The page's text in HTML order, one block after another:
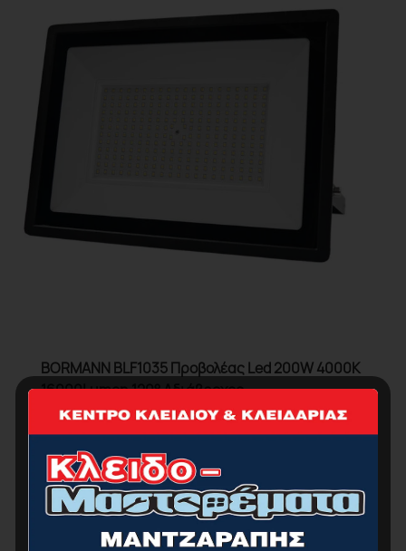
BORMANN BLF1035 Προβολέας Led 200W 4000K
16000Lumen 120° Αδιάβροχος
52.00€